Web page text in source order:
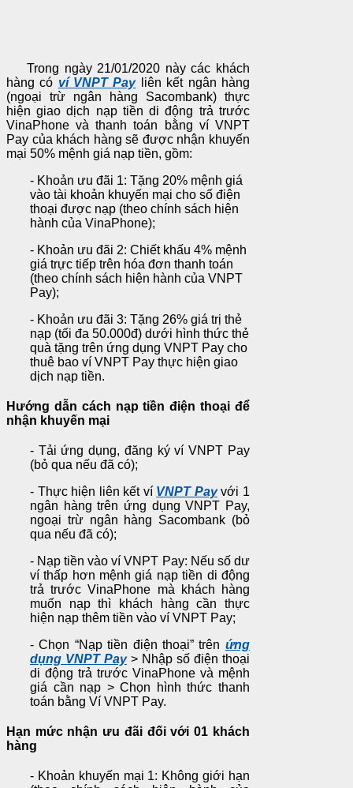
Trong ngày 21/01/2020 này các khách
hàng có ví VNPT Payliên kết ngân hàng
(ngoại trừ ngân hàng Sacombank) thực
hiện giao dịch nạp tiền di động trả trước
VinaPhone và thanh toán bằng ví VNPT
Pay của khách hàng sẽ được nhận khuyến
mại 50% mệnh giá nạp tiền, gồm:
- Khoản ưu đãi 1: Tặng 20% mệnh giá
vào tài khoản khuyến mại cho số điện
thoại được nạp (theo chính sách hiện
hành của VinaPhone);
- Khoản ưu đãi 2: Chiết khấu 4% mệnh
giá trực tiếp trên hóa đơn thanh toán
(theo chính sách hiện hành của VNPT
Pay);
- Khoản ưu đãi 3: Tặng 26% giá trị thẻ
nạp (tối đa 50.000đ) dưới hình thức thẻ
quà tặng trên ứng dụng VNPT Pay cho
thuê bao ví VNPT Pay thực hiện giao
dịch nạp tiền.
Hướng dẫn cách nạp tiền điện thoại để
nhận khuyến mại
- Tải ứng dụng, đăng ký ví VNPT Pay
(bỏ qua nếu đã có);
- Thực hiện liên kết ví VNPT Payvới 1
ngân hàng trên ứng dụng VNPT Pay,
ngoại trừ ngân hàng Sacombank (bỏ
qua nếu đã có);
- Nạp tiền vào ví VNPT Pay: Nếu số dư
ví thấp hơn mệnh giá nạp tiền di động
trả trước VinaPhone mà khách hàng
muốn nạp thì khách hàng cần thực
hiện nạp thêm tiền vào ví VNPT Pay;
- Chọn “Nạp tiền điện thoại” trên ứng
dụng VNPT Pay> Nhập số điện thoại
di động trả trước VinaPhone và mệnh
giá cần nạp > Chọn hình thức thanh
toán bằng Ví VNPT Pay.
Hạn mức nhận ưu đãi đối với 01 khách
hàng
- Khoản khuyến mại 1: Không giới hạn